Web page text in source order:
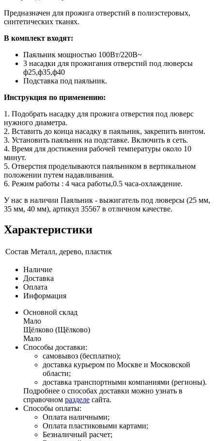
Предназначен для прожига отверстий в полиэстеровых,
синтетических тканях.
В комплект входят:
Паяльник мощностью 100Вт/220В~
3 насадки для прожигания отверстий под люверсы
ф25,ф35,ф40
Подставка под паяльник.
Инструкция по применению:
1. Подобрать насадку для прожига отверстия под люверс
нужного диаметра.
2. Вставить до конца насадку в паяльник, закрепить винтом.
3. Установить паяльник на подставке. Включить в сеть.
4. Время для достижения рабочей температуры около 10
минут.
5. Отверстия проделываются паяльником в вертикальном
положении путем надавливания.
6. Режим работы : 4 часа работы,0.5 часа-охлаждение.
У нас в наличии Паяльник - выжигатель под люверсы (25 мм,
35 мм, 40 мм), артикул 35567 в отличном качестве.
Характеристики
Состав Металл, дерево, пластик
Наличие
Доставка
Оплата
Информация
Основной склад
Мало
Щёлково (Щёлково)
Мало
Способы доставки:
самовывоз (бесплатно);
доставка курьером по Москве и Московской
области;
доставка транспортными компаниями (регионы).
Подробнее о способах доставки можно узнать в
справочном разделе сайта.
Способы оплаты:
Оплата наличными;
Оплата пластиковыми картами;
Безналичный расчет;